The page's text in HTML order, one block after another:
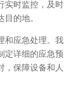
实时监控，及时
的地。
和应急处理。我
定详细的应急预
，保障设备和人